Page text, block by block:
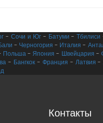
- Сочи и Юг- Батуми -Тбилиси
- Черногория - Италия -
Польша-Япония - Швейцария -
- Бангкок- Франция - Латвия -
Контакты